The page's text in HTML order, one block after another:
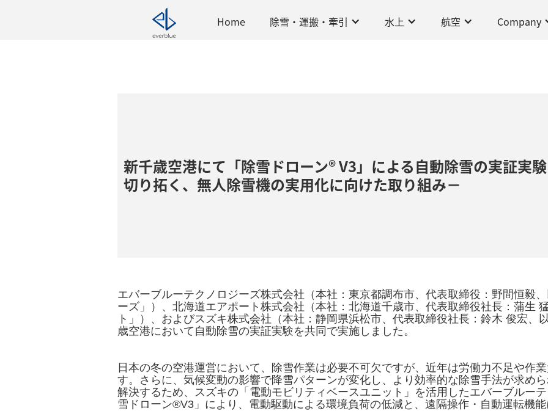
Home 除雪・運搬・牽引 水上 航空 Company
新千歳空港にて「除雪ドローン® V3」による自動除雪の実証実
切り拓く、無人除雪機の実用化に向けた取り組み－
エバーブルーテクノロジーズ株式会社（本社：東京都調布市、代表取締役：野間恒毅
ーズ」）、北海道エアポート株式会社（本社：北海道千歳市、代表取締役社長：蒲生
ト」）、およびスズキ株式会社（本社：静岡県浜松市、代表取締役社長：鈴木 俊宏、
歳空港において自動除雪の実証実験を共同で実施しました。
日本の冬の空港運営において、除雪作業は必要不可欠ですが、近年は労働力不足や作
す。さらに、気候変動の影響で降雪パターンが変化し、より効率的な除雪手法が求め
解決するため、スズキの「電動モビリティベースユニット」を活用したエバーブルー
雪ドローン®V3」により、電動駆動による環境負荷の低減と、遠隔操作・自動運転機